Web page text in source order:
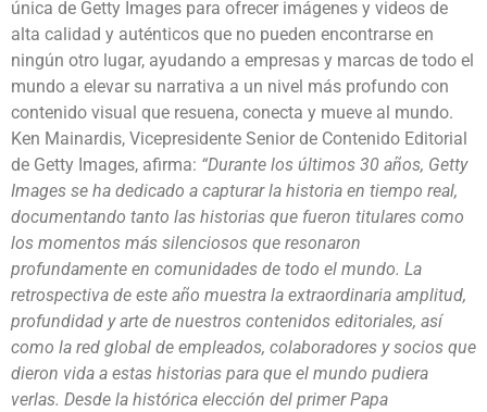
única de Getty Images para ofrecer imágenes y videos de
alta calidad y auténticos que no pueden encontrarse en
ningún otro lugar, ayudando a empresas y marcas de todo el
mundo a elevar su narrativa a un nivel más profundo con
contenido visual que resuena, conecta y mueve al mundo.
Ken Mainardis, Vicepresidente Senior de Contenido Editorial
de Getty Images, afirma: “Durante los últimos 30 años, Getty
Images se ha dedicado a capturar la historia en tiempo real,
documentando tanto las historias que fueron titulares como
los momentos más silenciosos que resonaron
profundamente en comunidades de todo el mundo. La
retrospectiva de este año muestra la extraordinaria amplitud,
profundidad y arte de nuestros contenidos editoriales, así
como la red global de empleados, colaboradores y socios que
dieron vida a estas historias para que el mundo pudiera
verlas. Desde la histórica elección del primer Papa